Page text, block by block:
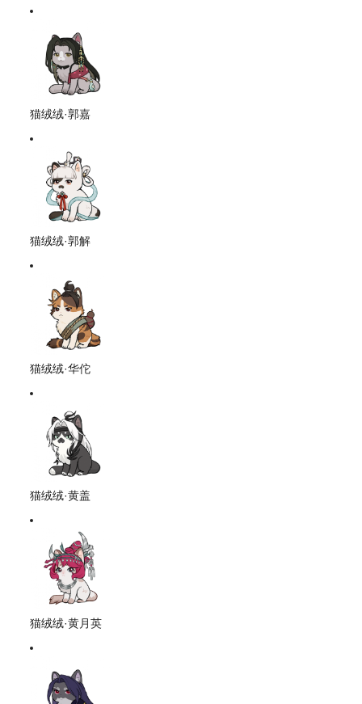
猫绒绒·郭嘉
猫绒绒·郭解
猫绒绒·华佗
猫绒绒·黄盖
猫绒绒·黄月英